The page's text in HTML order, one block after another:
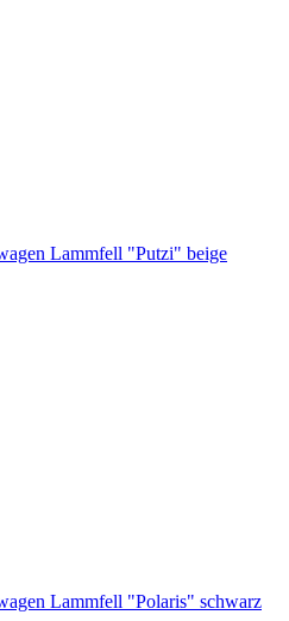
Lammfell "Putzi" beige
Lammfell "Polaris" schwarz